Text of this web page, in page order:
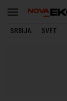
SRBIJA SVET